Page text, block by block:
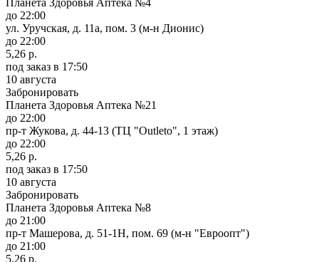
до 22:00
ул. Уручская, д. 11а, пом. 3 (м-н Дионис)
до 22:00
5,26 р.
под заказ в 17:50
10 августа
Забронировать
Планета Здоровья Аптека №21
до 22:00
пр-т Жукова, д. 44-13 (ТЦ "Outleto", 1 этаж)
до 22:00
5,26 р.
под заказ в 17:50
10 августа
Забронировать
Планета Здоровья Аптека №8
до 21:00
пр-т Машерова, д. 51-1Н, пом. 69 (м-н "Евроопт")
до 21:00
5,26 р.